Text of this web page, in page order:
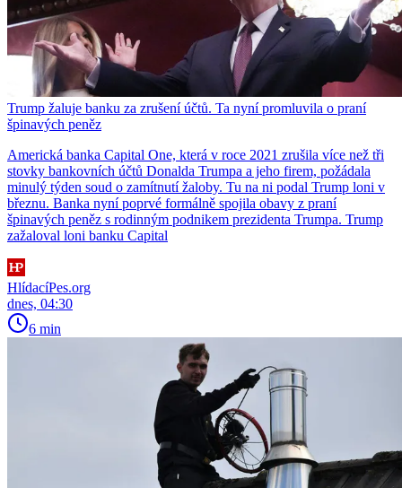
Trump žaluje banku za zrušení účtů. Ta nyní promluvila o praní
špinavých peněz
Americká banka Capital One, která v roce 2021 zrušila více než tři
stovky bankovních účtů Donalda Trumpa a jeho firem, požádala
minulý týden soud o zamítnutí žaloby. Tu na ni podal Trump loni v
březnu. Banka nyní poprvé formálně spojila obavy z praní
špinavých peněz s rodinným podnikem prezidenta Trumpa. Trump
zažaloval loni banku Capital
HlídacíPes.org
dnes, 04:30
6 min